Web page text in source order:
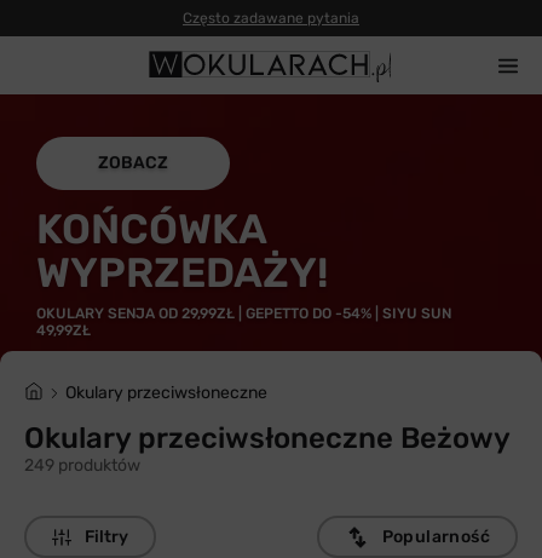
Często zadawane pytania
ZOBACZ
KOŃCÓWKA
WYPRZEDAŻY!
OKULARY SENJA OD 29,99ZŁ | GEPETTO DO -54% | SIYU SUN
49,99ZŁ
Okulary przeciwsłoneczne
Okulary przeciwsłoneczne Beżowy
249 produktów
Filtry Popularność